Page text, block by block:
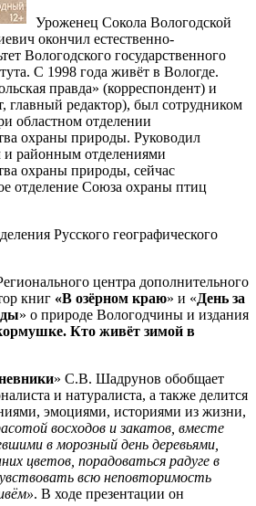
Уроженец Сокола Вологодской
окончил естественно-
Вологодского государственного
С 1998 года живёт в Вологде.
правда» (корреспондент) и
главный редактор), был сотрудником
областном отделении
охраны природы. Руководил
и районным отделениями
охраны природы, сейчас
отделение Союза охраны птиц
Русского географического
центра дополнительного
книг «В озёрном краю» и «День за
» о природе Вологодчины и издания
Кто живёт зимой в
» С.В. Шадрунов обобщает
и натуралиста, а также делится
эмоциями, историями из жизни,
восходов и закатов, вместе
в морозный день деревьями,
цветов, порадоваться радуге в
всю неповторимость
. В ходе презентации он